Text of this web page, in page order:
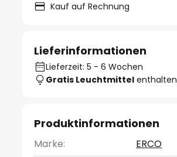
Kauf auf Rechnung
Lieferinformationen
Lieferzeit: 5 - 6 Wochen
Gratis Leuchtmittel enthalten
Produktinformationen
Marke:
ERCO